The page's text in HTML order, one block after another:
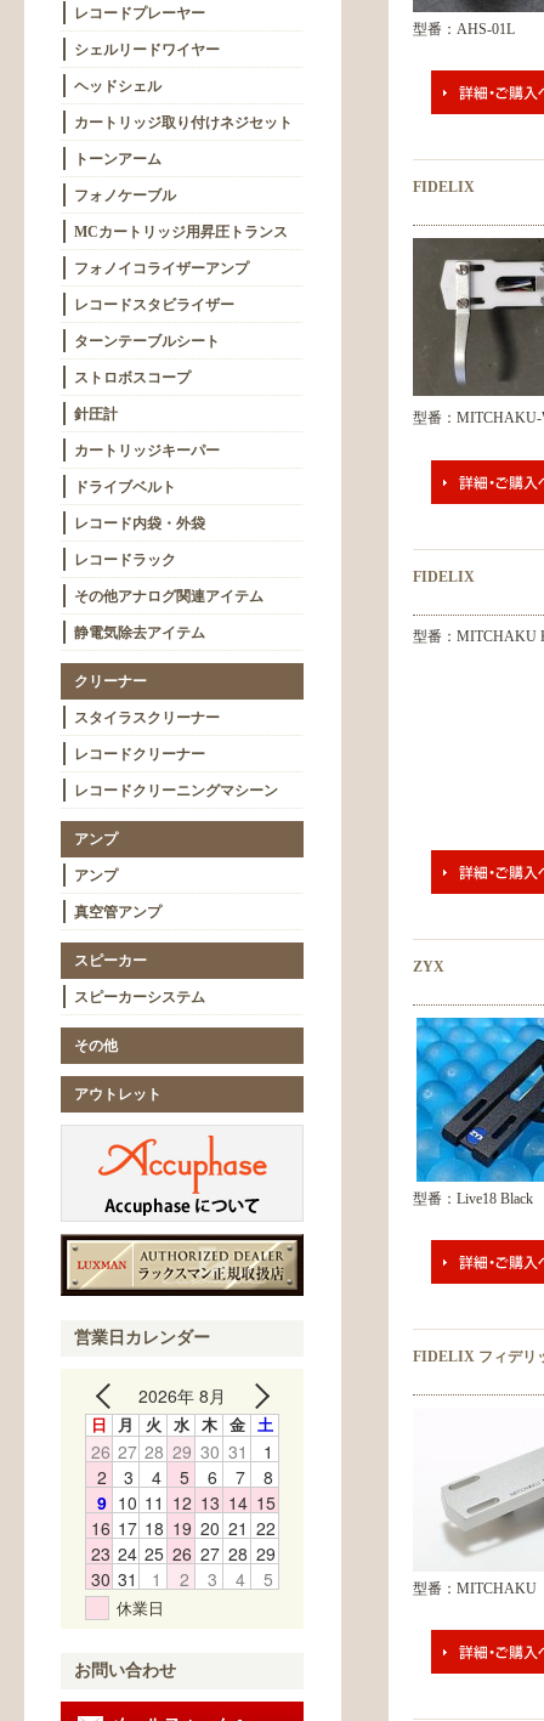
型番：AHS-01L
FIDELIX
型番：MITCHAKU-
FIDELIX
型番：MITCHAKU
ZYX
型番：Live18 Black
FIDELIX フィデリ
型番：MITCHAKU
レコードプレーヤー
シェルリードワイヤー
ヘッドシェル
カートリッジ取り付けネジセット
トーンアーム
フォノケーブル
MCカートリッジ用昇圧トランス
フォノイコライザーアンプ
レコードスタビライザー
ターンテーブルシート
ストロボスコープ
針圧計
カートリッジキーパー
ドライブベルト
レコード内袋・外袋
レコードラック
その他アナログ関連アイテム
静電気除去アイテム
クリーナー
スタイラスクリーナー
レコードクリーナー
レコードクリーニングマシーン
アンプ
アンプ
真空管アンプ
スピーカー
スピーカーシステム
その他
アウトレット
営業日カレンダー
2026年 8月
日 月 火 水 木 金 土
26 27 28 29 30 31
1
2
3 4 5 6 7
8
9 10 11 12 13 14 15
16 17 18 19 20 21 22
23 24 25 26 27 28 29
30 31 1 2 3 4 5
休業日
お問い合わせ